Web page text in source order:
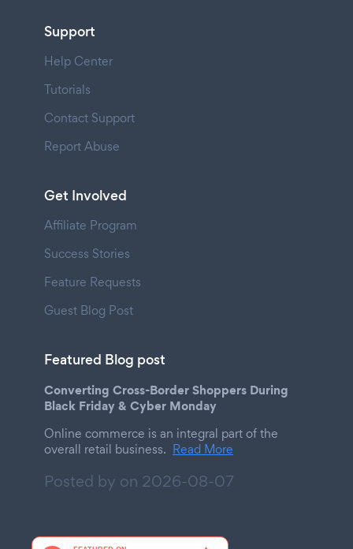
Support
Help Center
Tutorials
Contact Support
Report Abuse
Get Involved
Affiliate Program
Success Stories
Feature Requests
Guest Blog Post
Featured Blog post
Converting Cross-Border Shoppers During
Black Friday & Cyber Monday
Online commerce is an integral part of the
overall retail business. Read More
Posted by on 2026-08-07